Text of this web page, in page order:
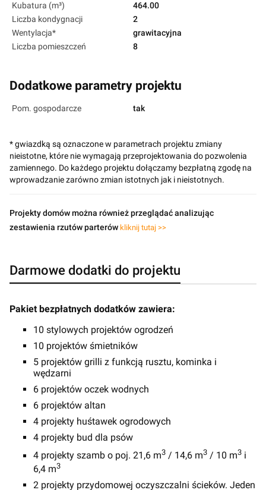
Kubatura (m³)
464.00
Liczba kondygnacji
2
Wentylacja*
grawitacyjna
Liczba pomieszczeń
8
Dodatkowe parametry projektu
Pom. gospodarcze tak
* gwiazdką są oznaczone w parametrach projektu zmiany
nieistotne, które nie wymagają przeprojektowania do pozwolenia
zamiennego. Do każdego projektu dołączamy bezpłatną zgodę na
wprowadzanie zarówno zmian istotnych jak i nieistotnych.
Projekty domów można również przeglądać analizując
zestawienia rzutów parterów kliknij tutaj >>
Darmowe dodatki do projektu
Pakiet bezpłatnych dodatków zawiera:
10 stylowych projektów ogrodzeń
10 projektów śmietników
5 projektów grilli z funkcją rusztu, kominka i
wędzarni
6 projektów oczek wodnych
6 projektów altan
4 projekty huśtawek ogrodowych
4 projekty bud dla psów
4 projekty szamb o poj. 21,6 m3 / 14,6 m3 / 10 m3 i
6,4 m3
2 projekty przydomowej oczyszczalni ścieków. Jeden